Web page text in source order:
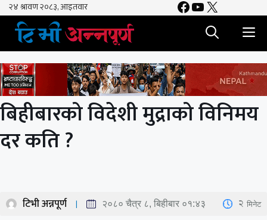
Skip
content
Facebook
YouTube
X
बिहीबारको विदेशी मुद्राको विनिमय
दर कति ?
टिभी अन्नपूर्ण २०८० चैत्र ८, बिहीबार ०१:४३ 2 मिनेट